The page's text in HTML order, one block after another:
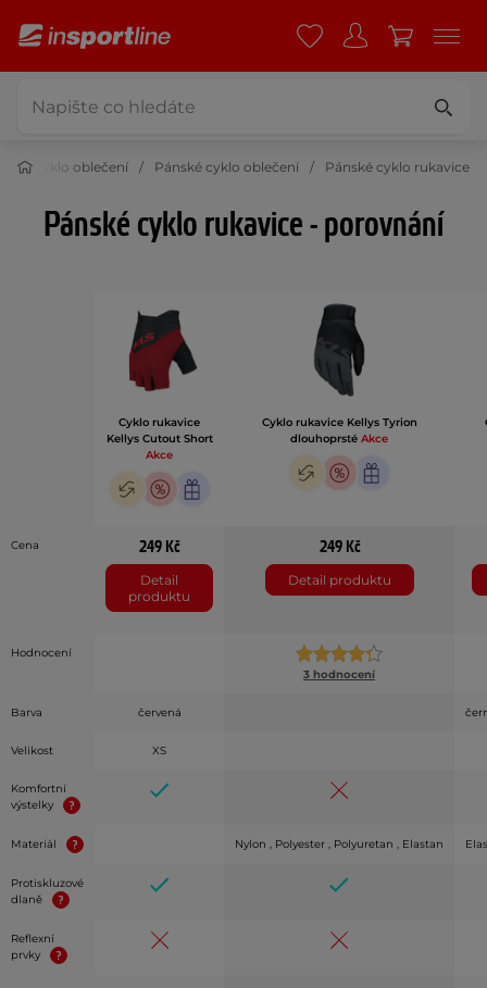
Cyklo oblečení Pánské cyklo oblečení Pánské cyklo rukavice
Pánské cyklo rukavice - porovnání
Cyklo rukavice
Kellys Cutout Short
Akce
Cyklo rukavice Kellys Tyrion
dlouhoprsté Akce
Cena 249 Kč
Detail
produktu
249 Kč
Detail produktu
Hodnocení
3 hodnocení
Barva červená
Velikost XS
Komfortní
výstelky
Materiál Nylon , Polyester , Polyuretan , Elastan
Protiskluzové
dlaně
Reflexní
prvky